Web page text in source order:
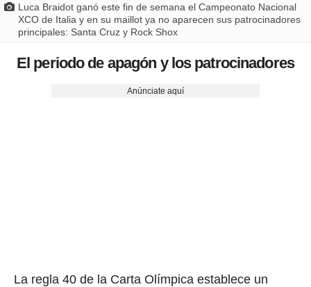
Luca Braidot ganó este fin de semana el Campeonato Nacional
XCO de Italia y en su maillot ya no aparecen sus patrocinadores
principales: Santa Cruz y Rock Shox
El periodo de apagón y los patrocinadores
Anúnciate aquí
La regla 40 de la Carta Olímpica establece un